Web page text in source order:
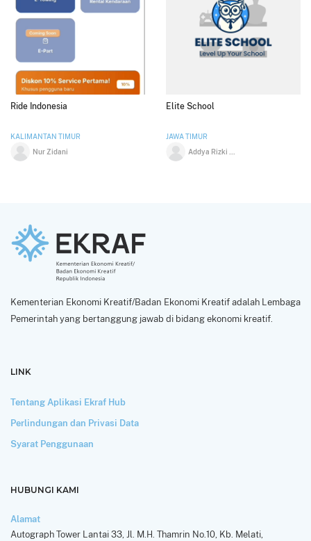
Ride Indonesia
KALIMANTAN TIMUR
Nur Zidani
Elite School
JAWA TIMUR
Kementerian Ekonomi Kreatif/Badan Ekonomi Kreatif adalah Lembaga
Pemerintah yang bertanggung jawab di bidang ekonomi kreatif.
LINK
Tentang Aplikasi Ekraf Hub
Perlindungan dan Privasi Data
Syarat Penggunaan
HUBUNGI KAMI
Alamat
Autograph Tower Lantai 33, Jl. M.H. Thamrin No.10, Kb. Melati,